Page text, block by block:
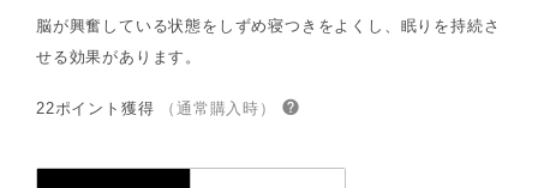
脳が興奮している状態をしずめ寝つきをよくし、眠りを持続さ
せる効果があります。
22ポイント獲得 （通常購入時）